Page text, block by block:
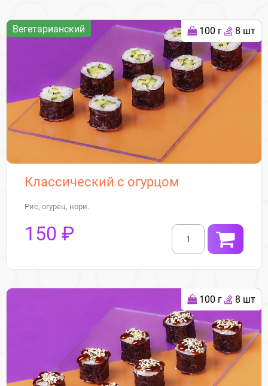
Вегетарианский
Классический с огурцом
100 г 8 шт
Рис, огурец, нори.
150 ₽
100 г 8 шт